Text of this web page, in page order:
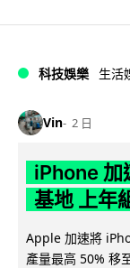
科技娛樂 生活
Vin 2 日
iPhone 加
基地 上年
Apple 加速將
產量最高 50% 移